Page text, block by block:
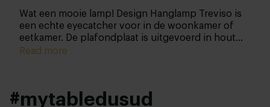
Wat een mooie lamp! Design Hanglamp Treviso is
een echte eyecatcher voor in de woonkamer of
eetkamer. De plafondplaat is uitgevoerd in hout
met een zwarte stofkabel inclusief fitting. De
geen een exact hetzelfde, wat de lamp extra
Read more
#mytabledusud